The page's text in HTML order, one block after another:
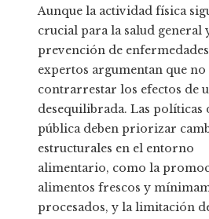
Aunque la actividad física
crucial para la salud general
prevención de
expertos argumentan que no
contrarrestar los efectos de
desequilibrada. Las políticas
pública deben priorizar
estructurales en el entorno
alimentario, como la
alimentos frescos y
procesados, y la limitación